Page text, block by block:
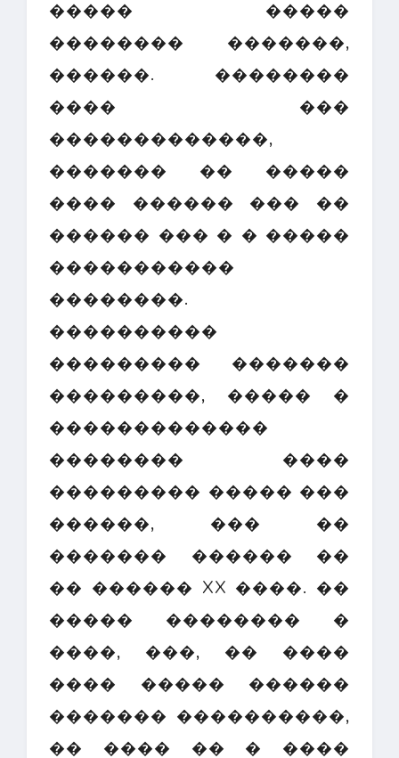
����� �����
�������� �������,
������. ��������
���� ���
�������������,
������� �� �����
���� ������ ��� ��
������ ��� � � �����
�����������
��������.
����������
��������� �������
���������, ����� �
�������������
�������� ����
��������� ����� ���
������, ��� ��
������� ������ ��
�� ������ XX ����. ��
����� �������� �
����, ���, �� ����
���� ����� ������
������� ����������,
�� ���� �� � ����